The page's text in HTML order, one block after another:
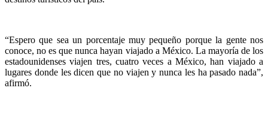
“Espero que sea un porcentaje muy pequeño porque la gente nos
conoce, no es que nunca hayan viajado a México. La mayoría de los
estadounidenses viajen tres, cuatro veces a México, han viajado a
lugares donde les dicen que no viajen y nunca les ha pasado nada”,
afirmó.